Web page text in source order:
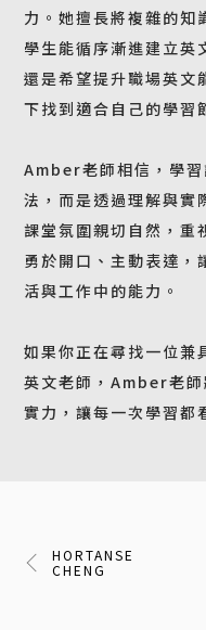
力。她擅長將複雜的知
學生能循序漸進建立英
還是希望提升職場英文
下找到適合自己的學習
Amber老師相信，學
法，而是透過理解與實
課堂氛圍親切自然，重
勇於開口、主動表達，
活與工作中的能力。
如果你正在尋找一位兼
英文老師，Amber老
實力，讓每一次學習都
HORTANSE
CHENG